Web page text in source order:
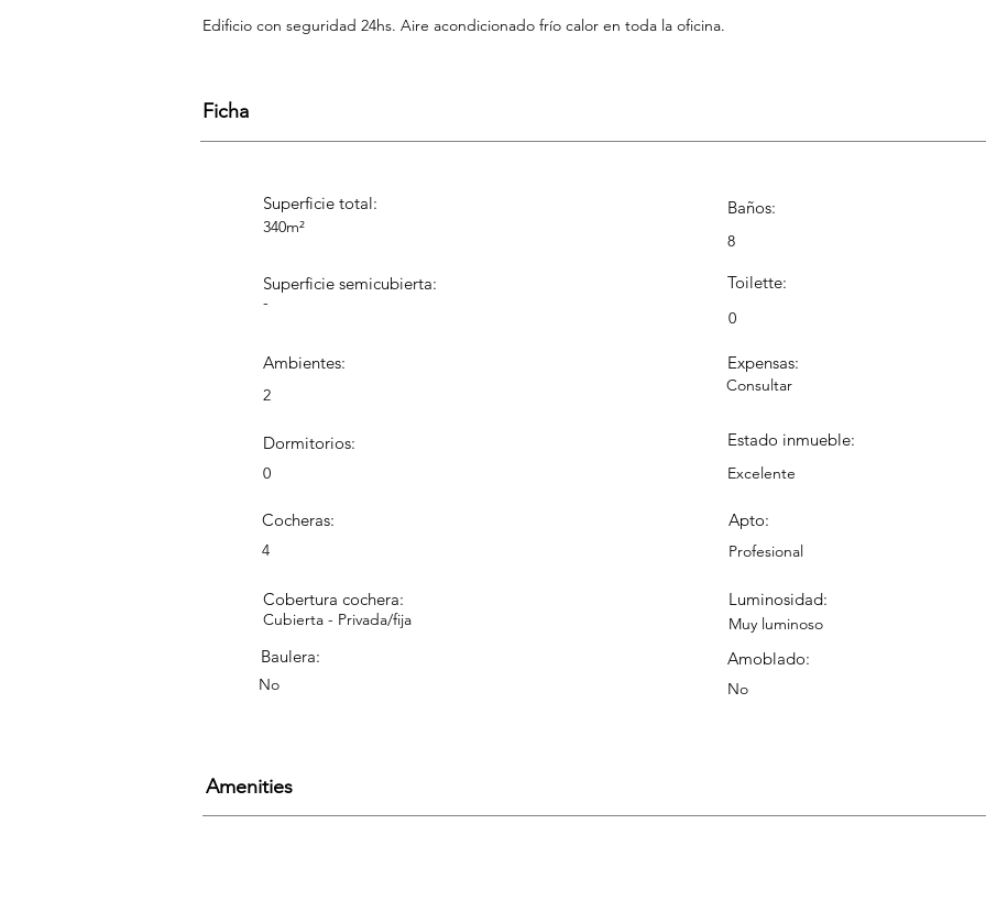
Edificio con seguridad 24hs. Aire acondicionado frío calor en toda la oficina.
Ficha
Superficie total:
340m²
Superficie semicubierta:
-
Ambientes:
2
Dormitorios:
0
Cocheras:
4
Cobertura cochera:
Cubierta - Privada/fija
Baulera:
No
Baños:
8
Toilette:
0
Expensas:
Consultar
Estado inmueble:
Excelente
Apto:
Profesional
Luminosidad:
Muy luminoso
Amoblado:
No
Amenities